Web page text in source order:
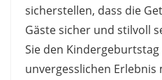
sicherstellen, dass die
Gäste sicher und stilvoll
Sie den Kindergeburtstag
unvergesslichen